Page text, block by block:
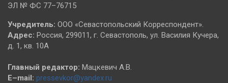
ЭЛ № ФС 77–76715
Учредитель: ООО «Севастопольский Корреспондент».
Адрес: Россия, 299011, г. Севастополь, ул. Василия Кучера,
д. 1, кв. 10А
Главный редактор: Мацкевич А.В.
E–mail: pressevkor@yandex.ru